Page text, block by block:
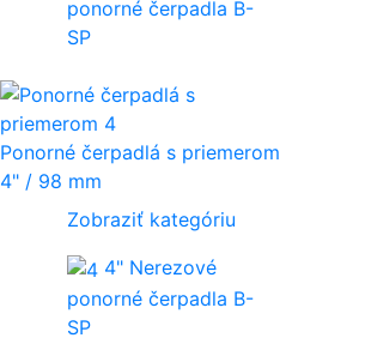
ponorné čerpadla B-
SP
Ponorné čerpadlá s priemerom
4" / 98 mm
Zobraziť kategóriu
4" Nerezové
ponorné čerpadla B-
SP